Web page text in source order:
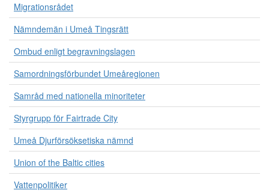
Migrationsrådet
Nämndemän i Umeå Tingsrätt
Ombud enligt begravningslagen
Samordningsförbundet Umeåregionen
Samråd med nationella minoriteter
Styrgrupp för Fairtrade City
Umeå Djurförsöksetiska nämnd
Union of the Baltic cities
Vattenpolitiker